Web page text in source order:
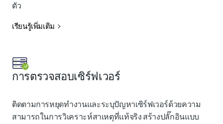
ตัว
เรียนรู้เพิ่มเติม
การตรวจสอบเซิร์ฟเวอร์
ติดตามการหยุดทำงานและระบุปัญหาเซิร์ฟเวอร์ด้วยความ
สามารถในการวิเคราะห์สาเหตุที่แท้จริง สร้างปลั๊กอินแบบ